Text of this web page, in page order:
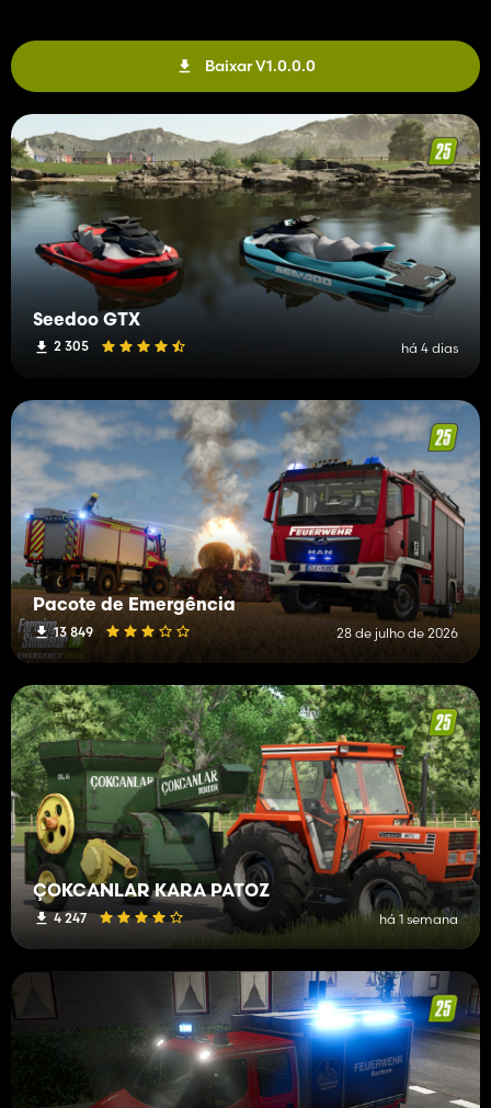
Baixar V1.0.0.0
Seedoo GTX
2 305 há 4 dias
Pacote de Emergência
13 849 28 de julho de 2026
ÇOKCANLAR KARA PATOZ
4 247 há 1 semana